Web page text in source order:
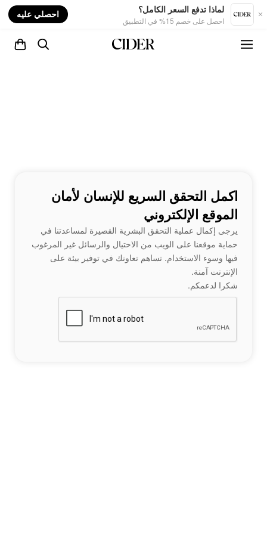
لماذا تدفع السعر الكامل؟
احصل على خصم 15% في التطبيق
احصلي عليه
اكمل التحقق السريع للإنسان لأمان
الموقع الإلكتروني
يرجى إكمال عملية التحقق البشرية القصيرة لمساعدتنا في
حماية موقعنا على الويب من الاحتيال والرسائل غير المرغوب
فيها وسوء الاستخدام. تساهم تعاونك في توفير بيئة على
الإنترنت آمنة.
شكرا لدعمكم.